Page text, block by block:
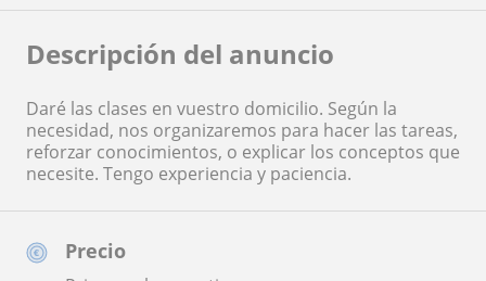
Precio
Descripción del anuncio
Daré las clases en vuestro domicilio. Según la
necesidad, nos organizaremos para hacer las tareas,
reforzar conocimientos, o explicar los conceptos que
necesite. Tengo experiencia y paciencia.